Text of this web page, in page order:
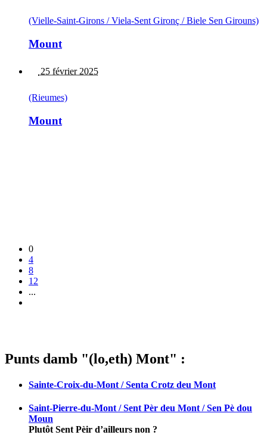
(Vielle-Saint-Girons / Viela-Sent Gironç / Biele Sen Girouns)
Mount
25 février 2025
(Rieumes)
Mount
0
4
8
12
...
Punts damb "(lo,eth) Mont" :
Sainte-Croix-du-Mont / Senta Crotz deu Mont
Saint-Pierre-du-Mont / Sent Pèr deu Mont / Sen Pè dou
Moun
Plutôt Sent Pèir d’ailleurs non ?